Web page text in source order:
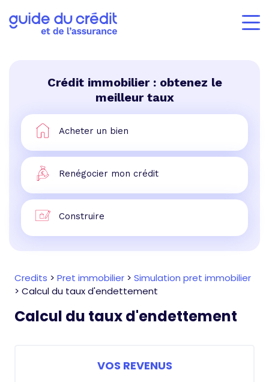
Crédit immobilier : obtenez le
meilleur taux
Acheter un bien
Renégocier mon crédit
Construire
Credits > Pret immobilier > Simulation pret immobilier
> Calcul du taux d'endettement
Calcul du taux d'endettement
VOS REVENUS